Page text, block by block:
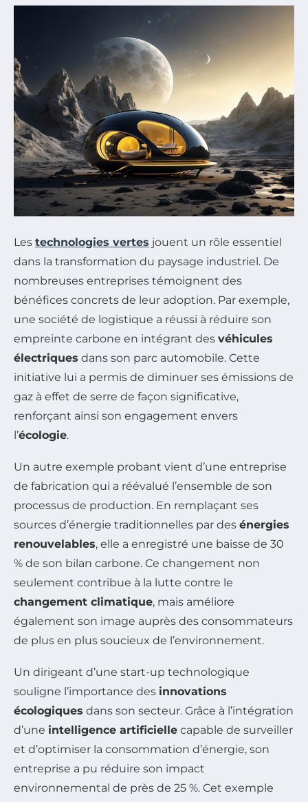
Les technologies vertes jouent un rôle essentiel
dans la transformation du paysage industriel. De
nombreuses entreprises témoignent des
bénéfices concrets de leur adoption. Par exemple,
une société de logistique a réussi à réduire son
empreinte carbone en intégrant des véhicules
électriques dans son parc automobile. Cette
initiative lui a permis de diminuer ses émissions de
gaz à effet de serre de façon significative,
renforçant ainsi son engagement envers
l’écologie.
Un autre exemple probant vient d’une entreprise
de fabrication qui a réévalué l’ensemble de son
processus de production. En remplaçant ses
sources d’énergie traditionnelles par des énergies
renouvelables, elle a enregistré une baisse de 30
% de son bilan carbone. Ce changement non
seulement contribue à la lutte contre le
changement climatique, mais améliore
également son image auprès des consommateurs
de plus en plus soucieux de l’environnement.
Un dirigeant d’une start-up technologique
souligne l’importance des innovations
écologiques dans son secteur. Grâce à l’intégration
d’une intelligence artificielle capable de surveiller
et d’optimiser la consommation d’énergie, son
entreprise a pu réduire son impact
environnemental de près de 25 %. Cet exemple